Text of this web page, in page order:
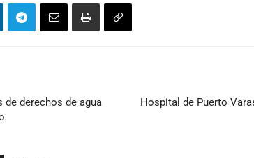
de derechos de agua
Hospital de Puerto